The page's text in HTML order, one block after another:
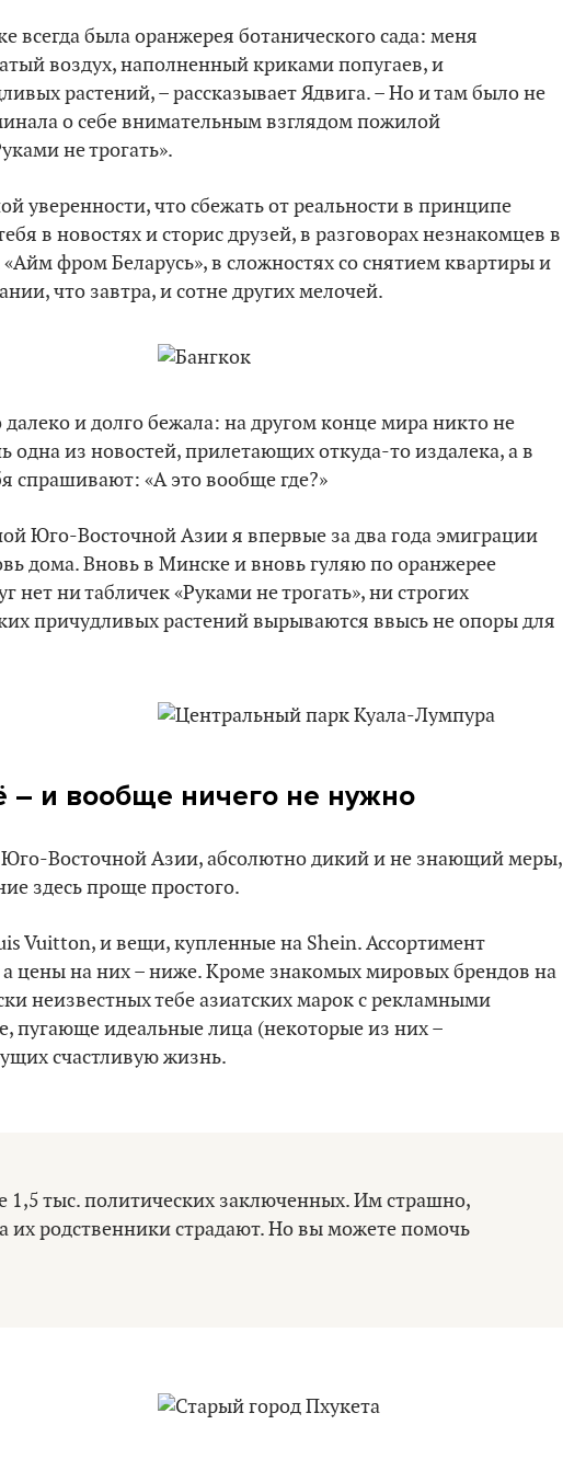
была оранжерея ботанического сада: меня
воздух, наполненный криками попугаев, и
растений, – рассказывает Ядвига. – Но и там было не
о себе внимательным взглядом пожилой
не трогать».
уверенности, что сбежать от реальности в принципе
в новостях и сторис друзей, в разговорах незнакомцев в
фром Беларусь», в сложностях со снятием квартиры и
что завтра, и сотне других мелочей.
далеко и долго бежала: на другом конце мира никто не
одна из новостей, прилетающих откуда-то издалека, а в
спрашивают: «А это вообще где?»
Юго-Восточной Азии я впервые за два года эмиграции
дома. Вновь в Минске и вновь гуляю по оранжерее
нет ни табличек «Руками не трогать», ни строгих
причудливых растений вырываются ввысь не опоры для
– и вообще ничего не нужно
Юго-Восточной Азии, абсолютно дикий и не знающий меры,
здесь проще простого.
Vuitton, и вещи, купленные на Shein. Ассортимент
цены на них – ниже. Кроме знакомых мировых брендов на
неизвестных тебе азиатских марок с рекламными
пугающе идеальные лица (некоторые из них –
счастливую жизнь.
1,5 тыс. политических заключенных. Им страшно,
их родственники страдают. Но вы можете помочь